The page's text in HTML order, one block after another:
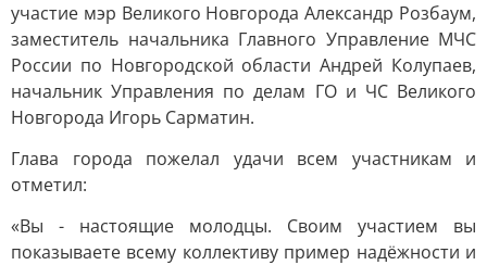
участие мэр Великого Новгорода Александр Розбаум,
заместитель начальника Главного Управление МЧС
России по Новгородской области Андрей Колупаев,
начальник Управления по делам ГО и ЧС Великого
Новгорода Игорь Сарматин.
Глава города пожелал удачи всем участникам и
отметил:
«Вы - настоящие молодцы. Своим участием вы
показываете всему коллективу пример надёжности и